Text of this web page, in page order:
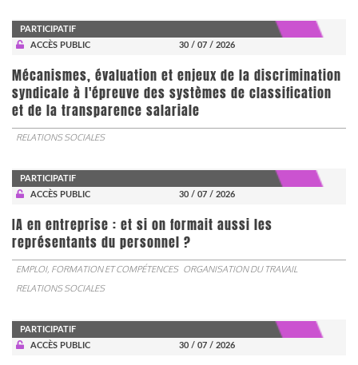
PARTICIPATIF
ACCÈS PUBLIC
30 / 07 / 2026
Mécanismes, évaluation et enjeux de la discrimination
syndicale à l'épreuve des systèmes de classification
et de la transparence salariale
RELATIONS SOCIALES
PARTICIPATIF
ACCÈS PUBLIC
30 / 07 / 2026
IA en entreprise : et si on formait aussi les
représentants du personnel ?
EMPLOI, FORMATION ET COMPÉTENCES ORGANISATION DU TRAVAIL
RELATIONS SOCIALES
PARTICIPATIF
ACCÈS PUBLIC
30 / 07 / 2026